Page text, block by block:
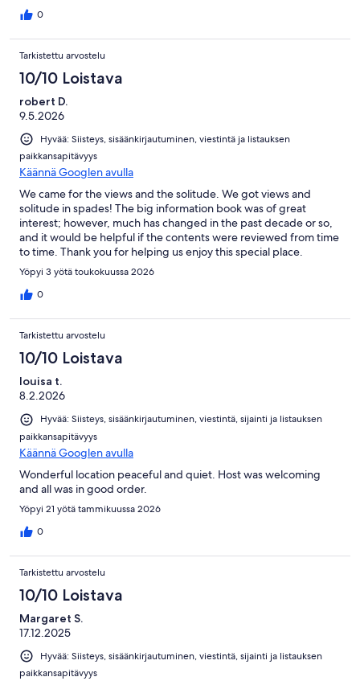
0
Tarkistettu arvostelu
10/10 Loistava
robert D.
9.5.2026
Hyvää: Siisteys, sisäänkirjautuminen, viestintä ja listauksen
paikkansapitävyys
Käännä Googlen avulla
We came for the views and the solitude. We got views and
solitude in spades! The big information book was of great
interest; however, much has changed in the past decade or so,
and it would be helpful if the contents were reviewed from time
to time. Thank you for helping us enjoy this special place.
Yöpyi 3 yötä toukokuussa 2026
0
Tarkistettu arvostelu
10/10 Loistava
louisa t.
8.2.2026
Hyvää: Siisteys, sisäänkirjautuminen, viestintä, sijainti ja listauksen
paikkansapitävyys
Käännä Googlen avulla
Wonderful location peaceful and quiet. Host was welcoming
and all was in good order.
Yöpyi 21 yötä tammikuussa 2026
0
Tarkistettu arvostelu
10/10 Loistava
Margaret S.
17.12.2025
Hyvää: Siisteys, sisäänkirjautuminen, viestintä, sijainti ja listauksen
paikkansapitävyys